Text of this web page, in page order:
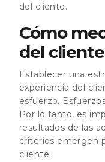
del cliente.
Cómo
del
Establecer una
experiencia del
esfuerzo.
Por lo tanto, es
resultados de las
criterios emergen
cliente.